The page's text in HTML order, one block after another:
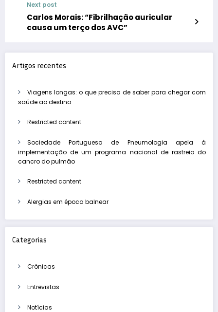
Next post
Carlos Morais: “Fibrilhação auricular
causa um terço dos AVC”
Artigos recentes
Viagens longas: o que precisa de saber para chegar com
saúde ao destino
Restricted content
Sociedade Portuguesa de Pneumologia apela à
implementação de um programa nacional de rastreio do
cancro do pulmão
Restricted content
Alergias em época balnear
Categorias
Crónicas
Entrevistas
Notícias